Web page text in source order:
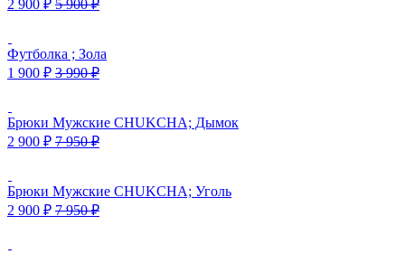
2 900 ₽ 5 900₽
Футболка ; Зола
1 900 ₽ 3 990₽
Брюки Мужские CHUKCHA; Дымок
2 900 ₽ 7 950₽
Брюки Мужские CHUKCHA; Уголь
2 900 ₽ 7 950₽